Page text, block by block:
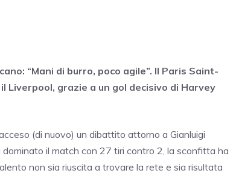
“Mani di burro, poco agile”. Il Paris Saint-
grazie a un gol decisivo di Harvey
(di nuovo) un dibattito attorno a Gianluigi
dominato il match con 27 tiri contro 2, la sconfitta ha
non sia riuscita a trovare la rete e sia risultata